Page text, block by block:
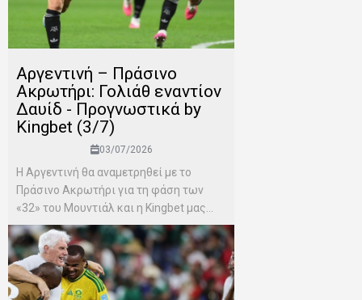
Αργεντινή – Πράσινο
Ακρωτήρι: Γολιάθ εναντίον
Δαυίδ - Προγνωστικά by
Kingbet (3/7)
03/07/2026
Η Αργεντινή θα αναμετρηθεί με το
Πράσινο Ακρωτήρι για τη φάση των
«32» του Μουντιάλ και η Kingbet μας...